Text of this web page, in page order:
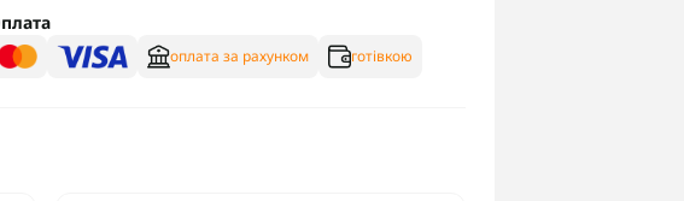
оплата за рахунком готівкою